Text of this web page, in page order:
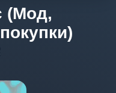
(Мод,